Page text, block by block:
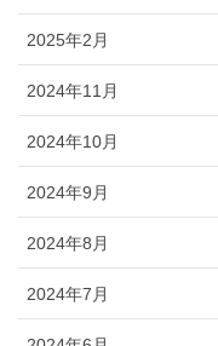
2025年2月
2024年11月
2024年10月
2024年9月
2024年8月
2024年7月